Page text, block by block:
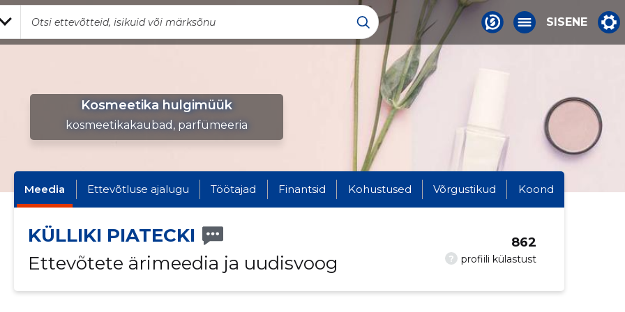
SISENE
Kosmeetika hulgimüük
kosmeetikakaubad, parfümeeria
Meedia Ettevõtluse ajalugu Töötajad Finantsid Kohustused Võrgustikud Koond
KÜLLIKI PIATECKI
Ettevõtete ärimeedia ja uudisvoog
? profiili külastust
862